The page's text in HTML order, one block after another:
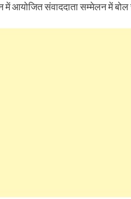
में आयोजित संवाददाता सम्मेलन में